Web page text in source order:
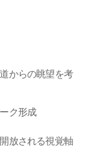
からの眺望を考
ク形成
放される視覚軸